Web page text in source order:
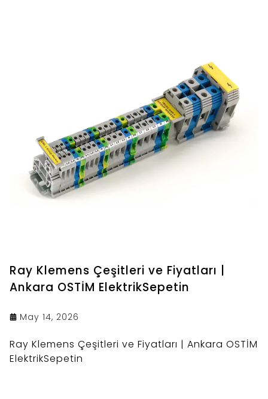
Ray Klemens Çeşitleri ve Fiyatları |
Ankara OSTİM ElektrikSepetin
May 14, 2026
Ray Klemens Çeşitleri ve Fiyatları | Ankara OSTİM
ElektrikSepetin